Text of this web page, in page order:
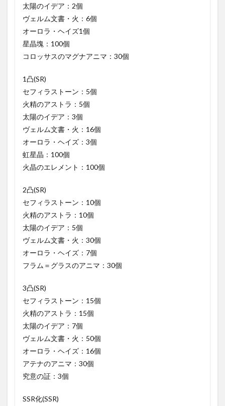
太陽のイデア：2個
ヴェルム文書・火：6個
オーロラ・ヘイズ1個
星晶塊：100個
コロッサスのマグナアニマ：30個
1凸(SR)
セフィラストーン：5個
火精のアストラ：5個
太陽のイデア：3個
ヴェルム文書・火：16個
オーロラ・ヘイズ：3個
虹星晶：100個
火晶のエレメント：100個
2凸(SR)
セフィラストーン：10個
火精のアストラ：10個
太陽のイデア：5個
ヴェルム文書・火：30個
オーロラ・ヘイズ：7個
フラム＝グラスのアニマ：30個
3凸(SR)
セフィラストーン：15個
火精のアストラ：15個
太陽のイデア：7個
ヴェルム文書・火：50個
オーロラ・ヘイズ：16個
アテナのアニマ：30個
究意の証：3個
SSR化(SSR)